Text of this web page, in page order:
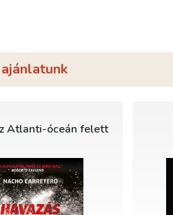
Atlanti-óceán felett